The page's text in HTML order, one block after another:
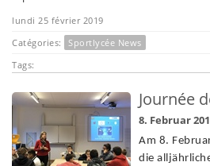
lundi 25 février 2019
Catégories:
Sportlycée News
Tags:
Journée
8. Februar
Am 8.
die